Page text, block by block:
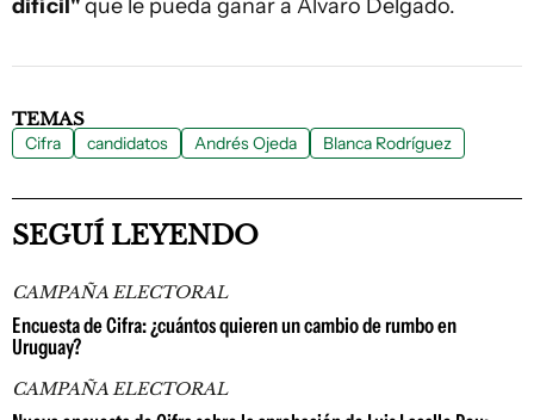
difícil"que le pueda ganar a Álvaro Delgado.
TEMAS
Cifra candidatos Andrés Ojeda Blanca Rodríguez
SEGUÍ LEYENDO
CAMPAÑA ELECTORAL
Encuesta de Cifra: ¿cuántos quieren un cambio de rumbo en
Uruguay?
CAMPAÑA ELECTORAL